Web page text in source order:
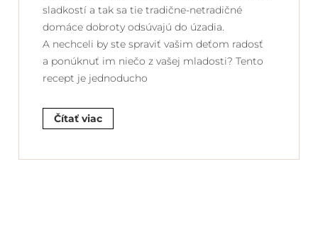
sladkostí a tak sa tie tradične-netradičné
domáce dobroty odsúvajú do úzadia.
A nechceli by ste spraviť vašim deťom radosť
a ponúknuť im niečo z vašej mladosti? Tento
recept je jednoducho
Čítať viac